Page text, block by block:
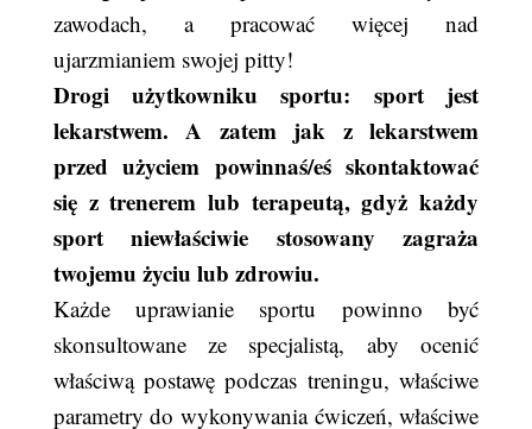
zawodach, a pracować więcej nad
ujarzmianiem swojej pitty!
Drogi użytkowniku sportu: sport jest
lekarstwem. A zatem jak z lekarstwem
przed użyciem powinnaś/eś skontaktować
się z trenerem lub terapeutą, gdyż każdy
sport niewłaściwie stosowany zagraża
twojemu życiu lub zdrowiu.
Każde uprawianie sportu powinno być
skonsultowane ze specjalistą, aby ocenić
właściwą postawę podczas treningu, właściwe
parametry do wykonywania ćwiczeń, właściwe